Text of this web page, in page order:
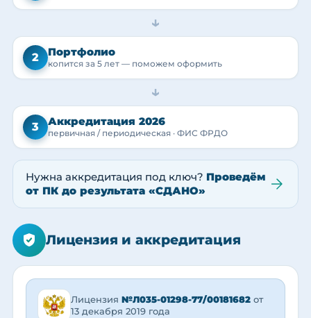
→
2 Портфолио
копится за 5 лет — поможем оформить
→
3 Аккредитация 2026
первичная / периодическая · ФИС ФРДО
Нужна аккредитация под ключ? Проведём
от ПК до результата «СДАНО»
Лицензия и аккредитация
Лицензия №Л035-01298-77/00181682 от
13 декабря 2019 года